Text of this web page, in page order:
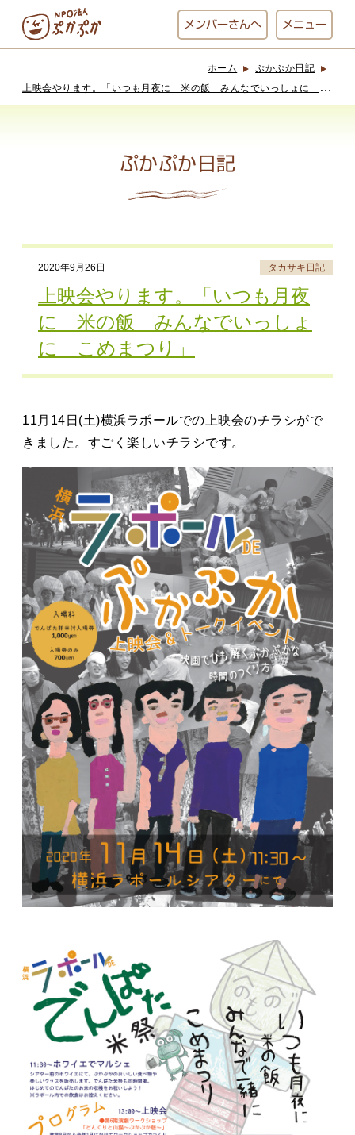
メンバーさんへ メニュー
ぷかぷか
お休み中
アート屋
わんど
でんぱた
お知らせ ぷかぷか日記
アクセス 採用情報
お問い合わせ
ホーム ぷかぷか日記
上
映会やります。「いつも月夜に 米の飯 みんなでいっしょに こめまつり」
ぷかぷか日記
2020年9月26日 タカサキ日記
上映会やります。「いつも月夜
に 米の飯 みんなでいっしょ
に こめまつり」
11月14日(土)横浜ラポールでの上映会のチラシがで
きました。すごく楽しいチラシです。